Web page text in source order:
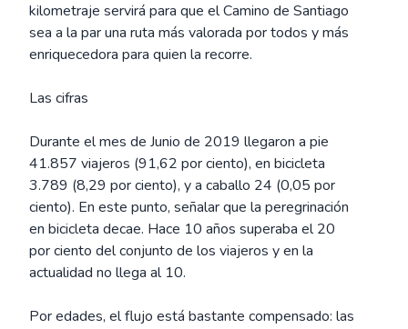
kilometraje servirá para que el Camino de Santiago
sea a la par una ruta más valorada por todos y más
enriquecedora para quien la recorre.
Las cifras
Durante el mes de Junio de 2019 llegaron a pie
41.857 viajeros (91,62 por ciento), en bicicleta
3.789 (8,29 por ciento), y a caballo 24 (0,05 por
ciento). En este punto, señalar que la peregrinación
en bicicleta decae. Hace 10 años superaba el 20
por ciento del conjunto de los viajeros y en la
actualidad no llega al 10.
Por edades, el flujo está bastante compensado: las